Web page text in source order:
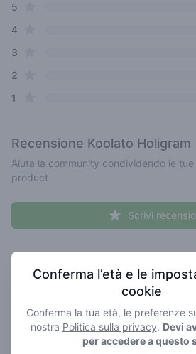
Review data
5
4star reviews
3
2
1
Recensione Koolato Holigram
Aiuta la community condividendo le
product.
Scrivi
Recent reviews
Il tuo nome qui
Pick a rating
Write review
Conferma l’età e le
cookie
Conferma la tua età, le preferenze
nostra Politica sulla privacy. Devi
per accedere a questo